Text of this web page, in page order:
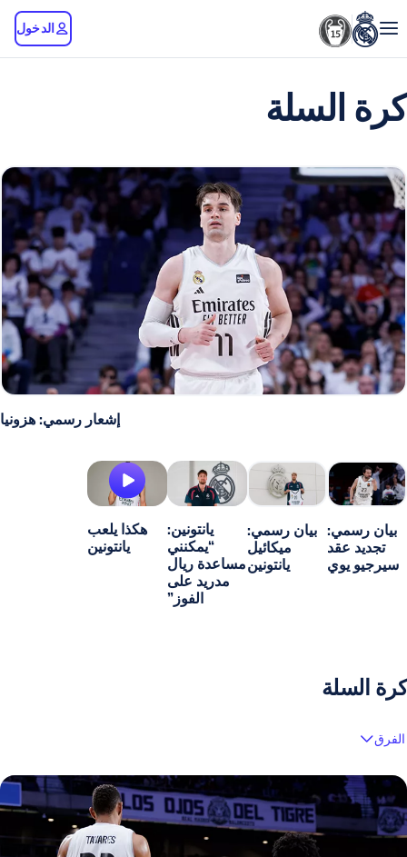
الدخول
كرة السلة
إشعار رسمي: هزونيا
بيان رسمي:
تجديد عقد
سيرجيو يوي
بيان رسمي:
ميكائيل
يانتونين
يانتونين:
“يمكنني
مساعدة ريال
مدريد على
الفوز”
هكذا يلعب
يانتونين
كرة السلة